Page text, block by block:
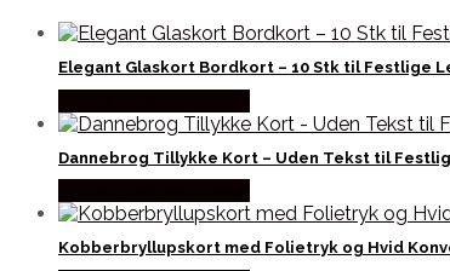
Elegant Glaskort Bordkort – 10 Stk til Festlige
Dannebrog Tillykke Kort – Uden Tekst til
Kobberbryllupskort med Folietryk og Hvid